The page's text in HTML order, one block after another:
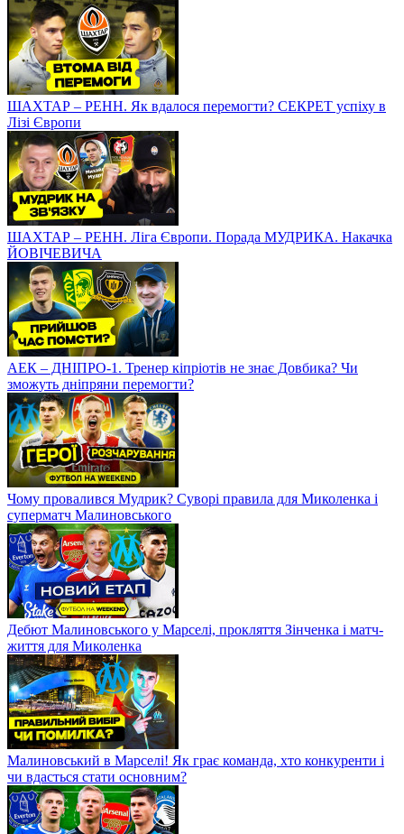
ШАХТАР – РЕНН. Як вдалося перемогти? СЕКРЕТ успіху в
Лізі Європи
ШАХТАР – РЕНН. Ліга Європи. Порада МУДРИКА. Накачка
ЙОВІЧЕВИЧА
АЕК – ДНІПРО-1. Тренер кіпріотів не знає Довбика? Чи
зможуть дніпряни перемогти?
Чому провалився Мудрик? Суворі правила для Миколенка і
суперматч Малиновського
Дебют Малиновського у Марселі, прокляття Зінченка і матч-
життя для Миколенка
Малиновський в Марселі! Як грає команда, хто конкуренти і
чи вдасться стати основним?